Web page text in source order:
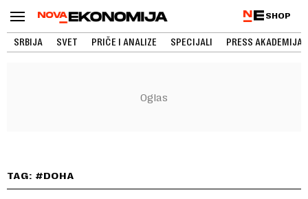
SHOP
SRBIJA SVET PRIČE I ANALIZE SPECIJALI PRESS AKADEMIJA
TAG: #DOHA